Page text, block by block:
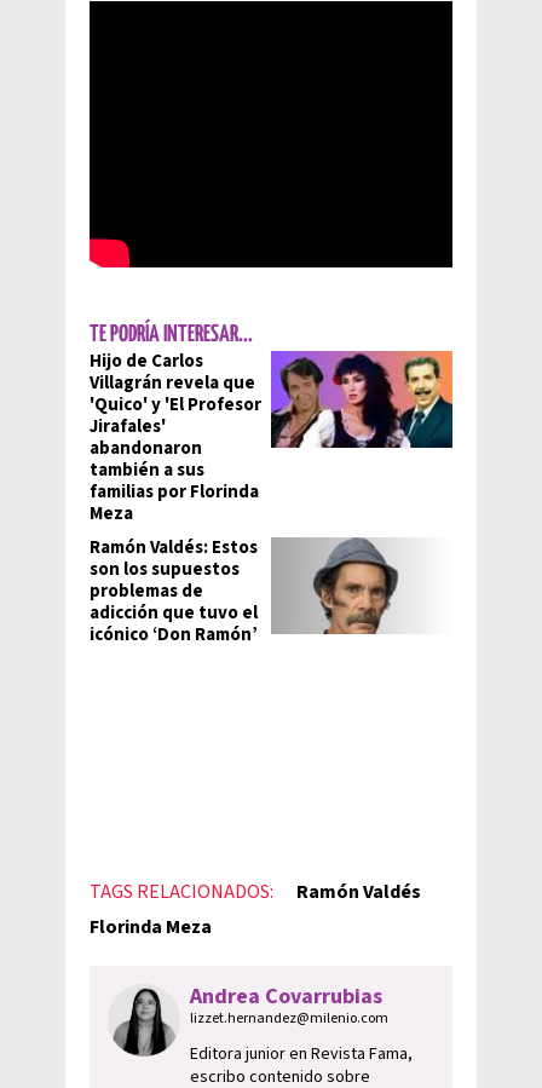
TE PODRÍA INTERESAR...
Hijo de Carlos
Villagrán revela que
'Quico' y 'El Profesor
Jirafales'
abandonaron
también a sus
familias por Florinda
Meza
Ramón Valdés: Estos
son los supuestos
problemas de
adicción que tuvo el
icónico ‘Don Ramón’
TAGS RELACIONADOS:
Ramón Valdés
Florinda Meza
Andrea Covarrubias
lizzet.hernandez@milenio.com
Editora junior en Revista Fama,
escribo contenido sobre